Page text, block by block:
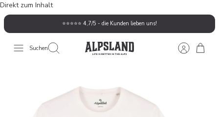
Direkt zum Inhalt
⭐️⭐️⭐️⭐️⭐️ 4,7/5 - die Kunden lieben uns!
Suchen